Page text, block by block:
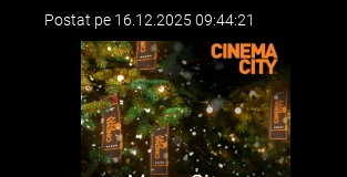
Postat pe 16.12.2025 09:44:21